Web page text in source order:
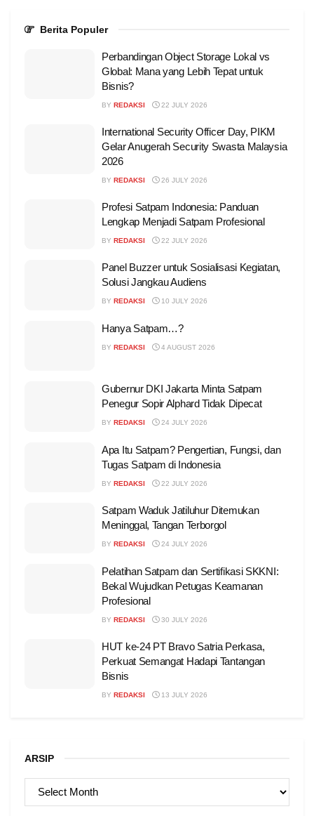
Berita Populer
Perbandingan Object Storage Lokal vs
Global: Mana yang Lebih Tepat untuk
Bisnis?
BY REDAKSI 22 JULY 2026
International Security Officer Day, PIKM
Gelar Anugerah Security Swasta Malaysia
2026
BY REDAKSI 26 JULY 2026
Profesi Satpam Indonesia: Panduan
Lengkap Menjadi Satpam Profesional
BY REDAKSI 22 JULY 2026
Panel Buzzer untuk Sosialisasi Kegiatan,
Solusi Jangkau Audiens
BY REDAKSI 10 JULY 2026
Hanya Satpam…?
BY REDAKSI 4 AUGUST 2026
Gubernur DKI Jakarta Minta Satpam
Penegur Sopir Alphard Tidak Dipecat
BY REDAKSI 24 JULY 2026
Apa Itu Satpam? Pengertian, Fungsi, dan
Tugas Satpam di Indonesia
BY REDAKSI 22 JULY 2026
Satpam Waduk Jatiluhur Ditemukan
Meninggal, Tangan Terborgol
BY REDAKSI 24 JULY 2026
Pelatihan Satpam dan Sertifikasi SKKNI:
Bekal Wujudkan Petugas Keamanan
Profesional
BY REDAKSI 30 JULY 2026
HUT ke-24 PT Bravo Satria Perkasa,
Perkuat Semangat Hadapi Tantangan
Bisnis
BY REDAKSI 13 JULY 2026
ARSIP
ARSIP